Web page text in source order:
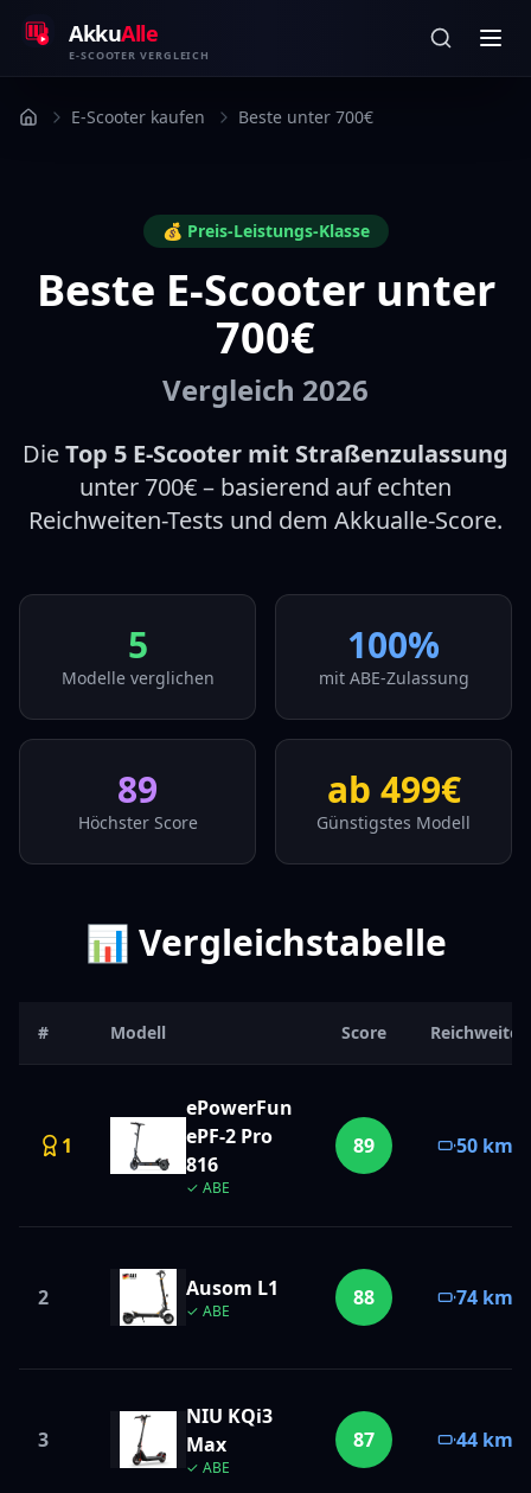
AkkuAlle
E-SCOOTER VERGLEICH
E-Scooter kaufen Beste unter 700€
💰 Preis-Leistungs-Klasse
Beste E-Scooter unter
700€
Vergleich 2026
DieTop 5 E-Scooter mit Straßenzulassung
unter 700€ – basierend auf echten
Reichweiten-Tests und dem Akkualle-Score.
5
Modelle verglichen
100%
mit ABE-Zulassung
89
Höchster Score
ab 499€
Günstigstes Modell
📊 Vergleichstabelle
# Modell Score Reichweite
1
ePowerFun
ePF-2 Pro
816
✓ ABE
89 50 km
2 Ausom L1
✓ ABE
88 74 km
3
NIU KQi3
Max
✓ ABE
87 44 km